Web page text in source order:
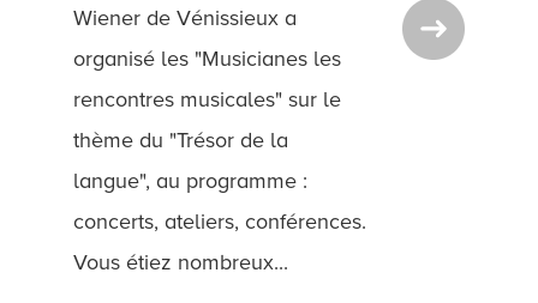
Wiener de Vénissieux a
organisé les "Musicianes les
rencontres musicales" sur le
thème du "Trésor de la
langue", au programme :
concerts, ateliers, conférences.
Vous étiez nombreux...